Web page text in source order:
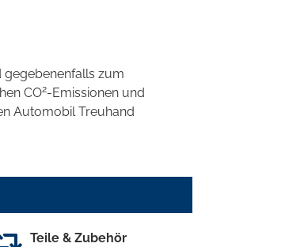
gegebenenfalls zum
CO2-Emissionen und
Automobil Treuhand
Teile & Zubehör